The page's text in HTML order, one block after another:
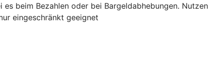
beim Bezahlen oder bei Bargeldabhebungen. Nutzen
eingeschränkt geeignet